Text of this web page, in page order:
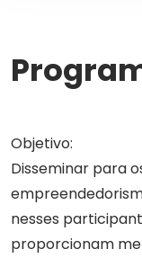
Objetivo:
Disseminar para
nesses
proporcionam